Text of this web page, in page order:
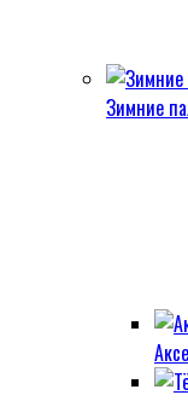
Зимние